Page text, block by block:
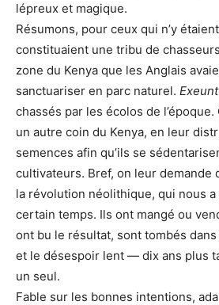
lépreux et magique.
Résumons, pour ceux qui n’y
constituaient une tribu de
zone du Kenya que les Anglais
sanctuariser en parc naturel. Exeunt
chassés par les écolos de
un autre coin du Kenya, en leur
semences afin qu’ils se
cultivateurs. Bref, on leur demande
la révolution néolithique, qui nous
certain temps. Ils ont mangé ou
ont bu le résultat, sont tombés
et le désespoir lent — dix ans plus
un seul.
Fable sur les bonnes intentions,